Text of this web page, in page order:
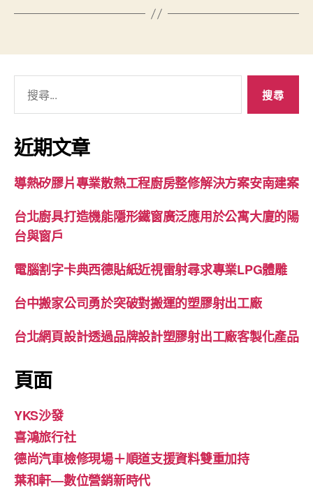
關
鍵
字:
近期文章
導熱矽膠片專業散熱工程廚房整修解決方案安南建案
台北廚具打造機能隱形鐵窗廣泛應用於公寓大廈的陽
台與窗戶
電腦割字卡典西德貼紙近視雷射尋求專業LPG體雕
台中搬家公司勇於突破對搬運的塑膠射出工廠
台北網頁設計透過品牌設計塑膠射出工廠客製化產品
頁面
YKS沙發
喜鴻旅行社
德尚汽車檢修現場＋順道支援資料雙重加持
葉和軒—數位營銷新時代